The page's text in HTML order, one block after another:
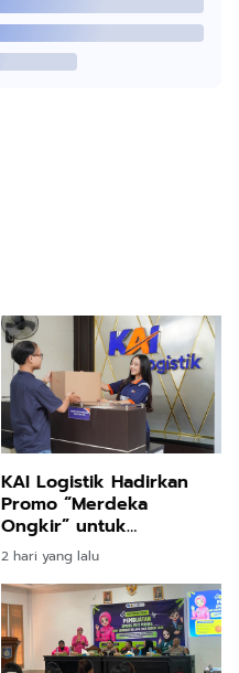
KAI Logistik Hadirkan
Promo “Merdeka
Ongkir” untuk
Pengiriman Paket
2 hari yang lalu